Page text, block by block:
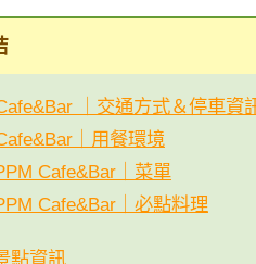
｜交通方式＆停車資
｜用餐環境
Cafe&Bar｜菜單
Cafe&Bar｜必點料理
點資訊